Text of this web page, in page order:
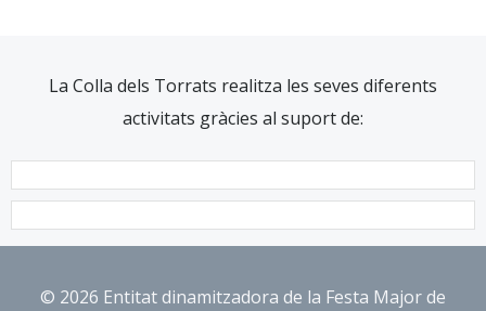
La Colla dels Torrats realitza les seves diferents
activitats gràcies al suport de:
© 2026 Entitat dinamitzadora de la Festa Major de